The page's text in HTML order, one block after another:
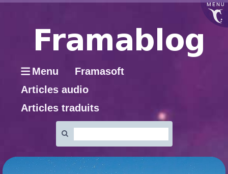
MENU
Menu
Framasoft
Articles audio
Articles traduits
: